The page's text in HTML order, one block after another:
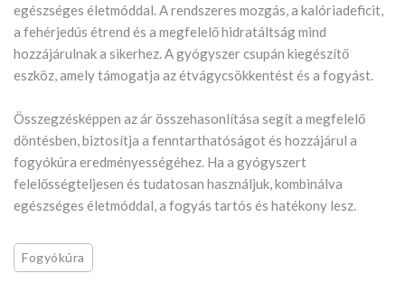
egészséges életmóddal. A rendszeres mozgás, a kalóriadeficit,
a fehérjedús étrend és a megfelelő hidratáltság mind
hozzájárulnak a sikerhez. A gyógyszer csupán kiegészítő
eszköz, amely támogatja az étvágycsökkentést és a fogyást.
Összegzésképpen az ár összehasonlítása segít a megfelelő
döntésben, biztosítja a fenntarthatóságot és hozzájárul a
fogyókúra eredményességéhez. Ha a gyógyszert
felelősségteljesen és tudatosan használjuk, kombinálva
egészséges életmóddal, a fogyás tartós és hatékony lesz.
Fogyókúra